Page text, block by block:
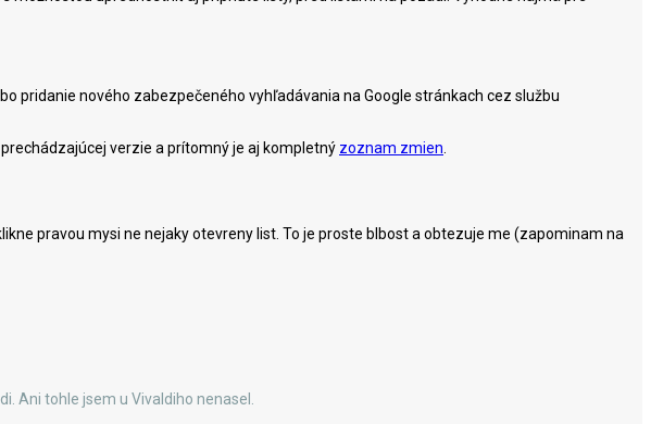
pridanie nového zabezpečeného vyhľadávania na Google stránkach cez službu
verzie a prítomný je aj kompletný zoznam zmien
pravou mysi ne nejaky otevreny list. To je proste blbost a obtezuje me (zapominam na
Ani tohle jsem u Vivaldiho nenasel.